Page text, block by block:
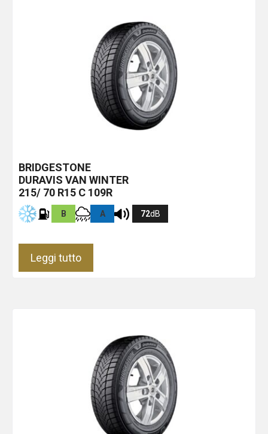
BRIDGESTONE
DURAVIS VAN WINTER
215/ 70 R15 C 109R
B A 72dB
Leggi tutto